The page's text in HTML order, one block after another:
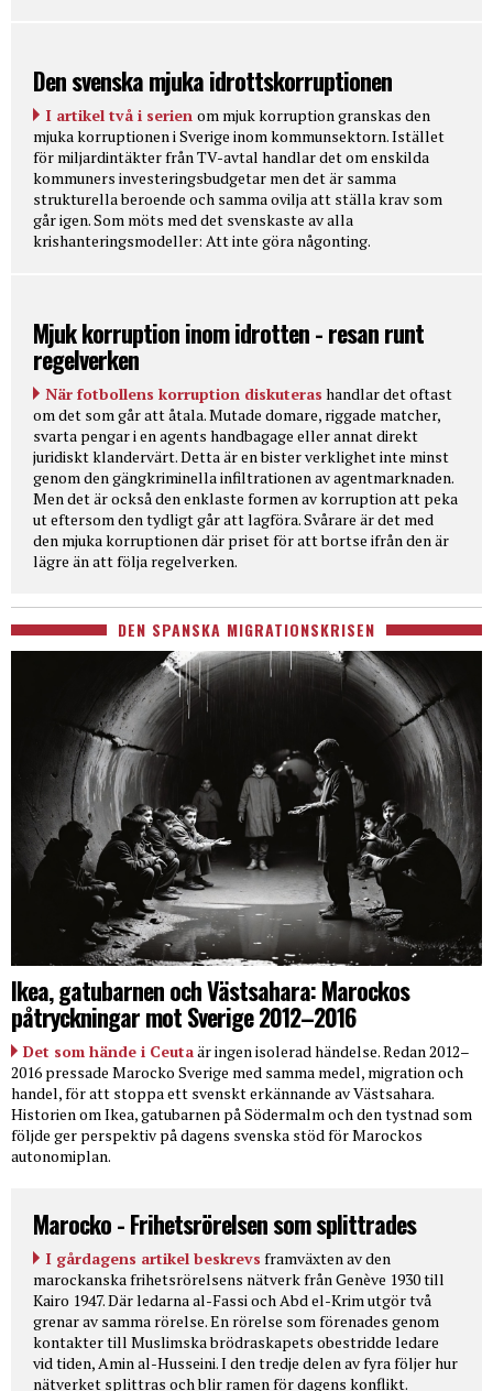
Den svenska mjuka idrottskorruptionen
I artikel två i serien om mjuk korruption granskas den
mjuka korruptionen i Sverige inom kommunsektorn. Istället
för miljardintäkter från TV-avtal handlar det om enskilda
kommuners investeringsbudgetar men det är samma
strukturella beroende och samma ovilja att ställa krav som
går igen. Som möts med det svenskaste av alla
krishanteringsmodeller: Att inte göra någonting.
Mjuk korruption inom idrotten - resan runt
regelverken
När fotbollens korruption diskuteras handlar det oftast
om det som går att åtala. Mutade domare, riggade matcher,
svarta pengar i en agents handbagage eller annat direkt
juridiskt klandervärt. Detta är en bister verklighet inte minst
genom den gängkriminella infiltrationen av agentmarknaden.
Men det är också den enklaste formen av korruption att peka
ut eftersom den tydligt går att lagföra. Svårare är det med
den mjuka korruptionen där priset för att bortse ifrån den är
lägre än att följa regelverken.
DEN SPANSKA MIGRATIONSKRISEN
Ikea, gatubarnen och Västsahara: Marockos
påtryckningar mot Sverige 2012–2016
Det som hände i Ceutaär ingen isolerad händelse. Redan 2012–
2016 pressade Marocko Sverige med samma medel, migration och
handel, för att stoppa ett svenskt erkännande av Västsahara.
Historien om Ikea, gatubarnen på Södermalm och den tystnad som
följde ger perspektiv på dagens svenska stöd för Marockos
autonomiplan.
Marocko - Frihetsrörelsen som splittrades
I gårdagens artikel beskrevs framväxten av den
marockanska frihetsrörelsens nätverk från Genève 1930 till
Kairo 1947. Där ledarna al-Fassi och Abd el-Krim utgör två
grenar av samma rörelse. En rörelse som förenades genom
kontakter till Muslimska brödraskapets obestridde ledare
vid tiden, Amin al-Husseini. I den tredje delen av fyra följer hur
nätverket splittras och blir ramen för dagens konflikt.